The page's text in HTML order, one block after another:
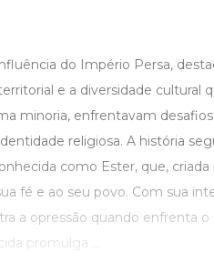
do Império Persa,
e a diversidade cultural
minoria, enfrentavam
religiosa. A história
como Ester, que,
fé e ao seu povo. Com sua
a opressão quando enfrenta
promulga ...